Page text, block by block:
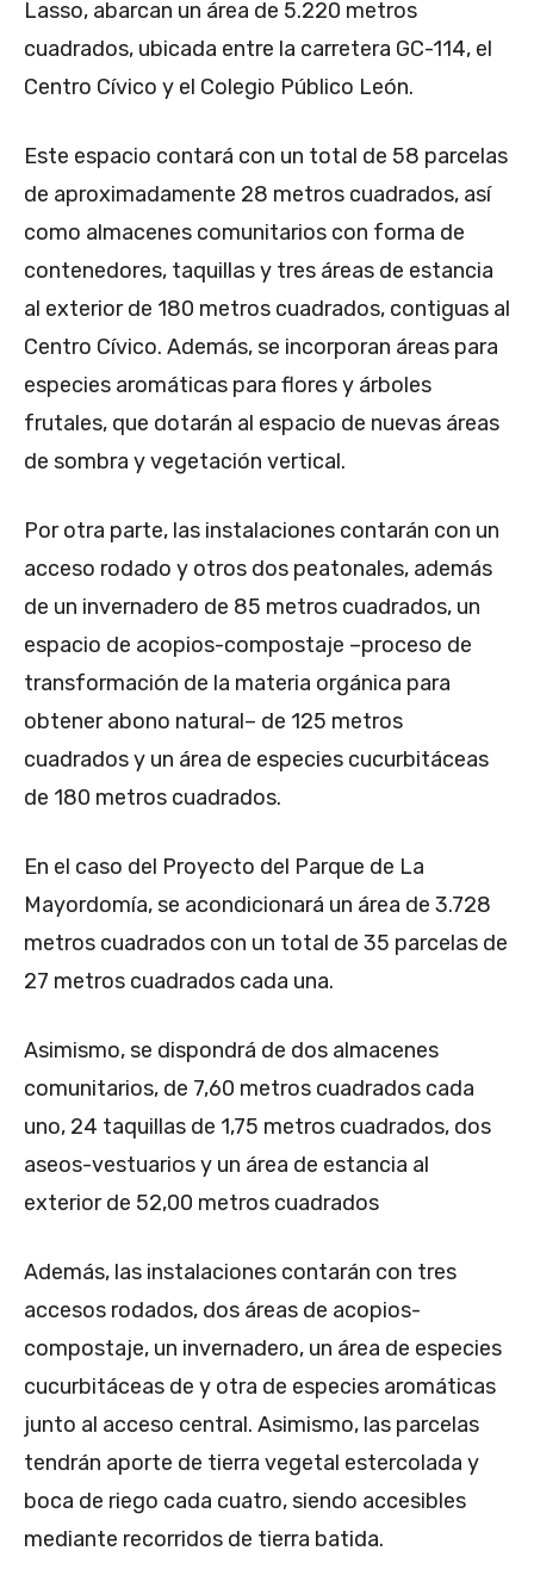
Lasso, abarcan un área de 5.220 metros
cuadrados, ubicada entre la carretera GC-114, el
Centro Cívico y el Colegio Público León.
Este espacio contará con un total de 58 parcelas
de aproximadamente 28 metros cuadrados, así
como almacenes comunitarios con forma de
contenedores, taquillas y tres áreas de estancia
al exterior de 180 metros cuadrados, contiguas al
Centro Cívico. Además, se incorporan áreas para
especies aromáticas para flores y árboles
frutales, que dotarán al espacio de nuevas áreas
de sombra y vegetación vertical.
Por otra parte, las instalaciones contarán con un
acceso rodado y otros dos peatonales, además
de un invernadero de 85 metros cuadrados, un
espacio de acopios-compostaje –proceso de
transformación de la materia orgánica para
obtener abono natural– de 125 metros
cuadrados y un área de especies cucurbitáceas
de 180 metros cuadrados.
En el caso del Proyecto del Parque de La
Mayordomía, se acondicionará un área de 3.728
metros cuadrados con un total de 35 parcelas de
27 metros cuadrados cada una.
Asimismo, se dispondrá de dos almacenes
comunitarios, de 7,60 metros cuadrados cada
uno, 24 taquillas de 1,75 metros cuadrados, dos
aseos-vestuarios y un área de estancia al
exterior de 52,00 metros cuadrados
Además, las instalaciones contarán con tres
accesos rodados, dos áreas de acopios-
compostaje, un invernadero, un área de especies
cucurbitáceas de y otra de especies aromáticas
junto al acceso central. Asimismo, las parcelas
tendrán aporte de tierra vegetal estercolada y
boca de riego cada cuatro, siendo accesibles
mediante recorridos de tierra batida.